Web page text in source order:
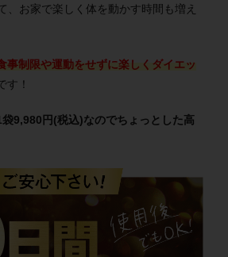
、お家で楽しく体を動かす時間も増え
事制限や運動をせずに楽しくダイエッ
す！
袋9,980円(税込)なのでちょっとした高